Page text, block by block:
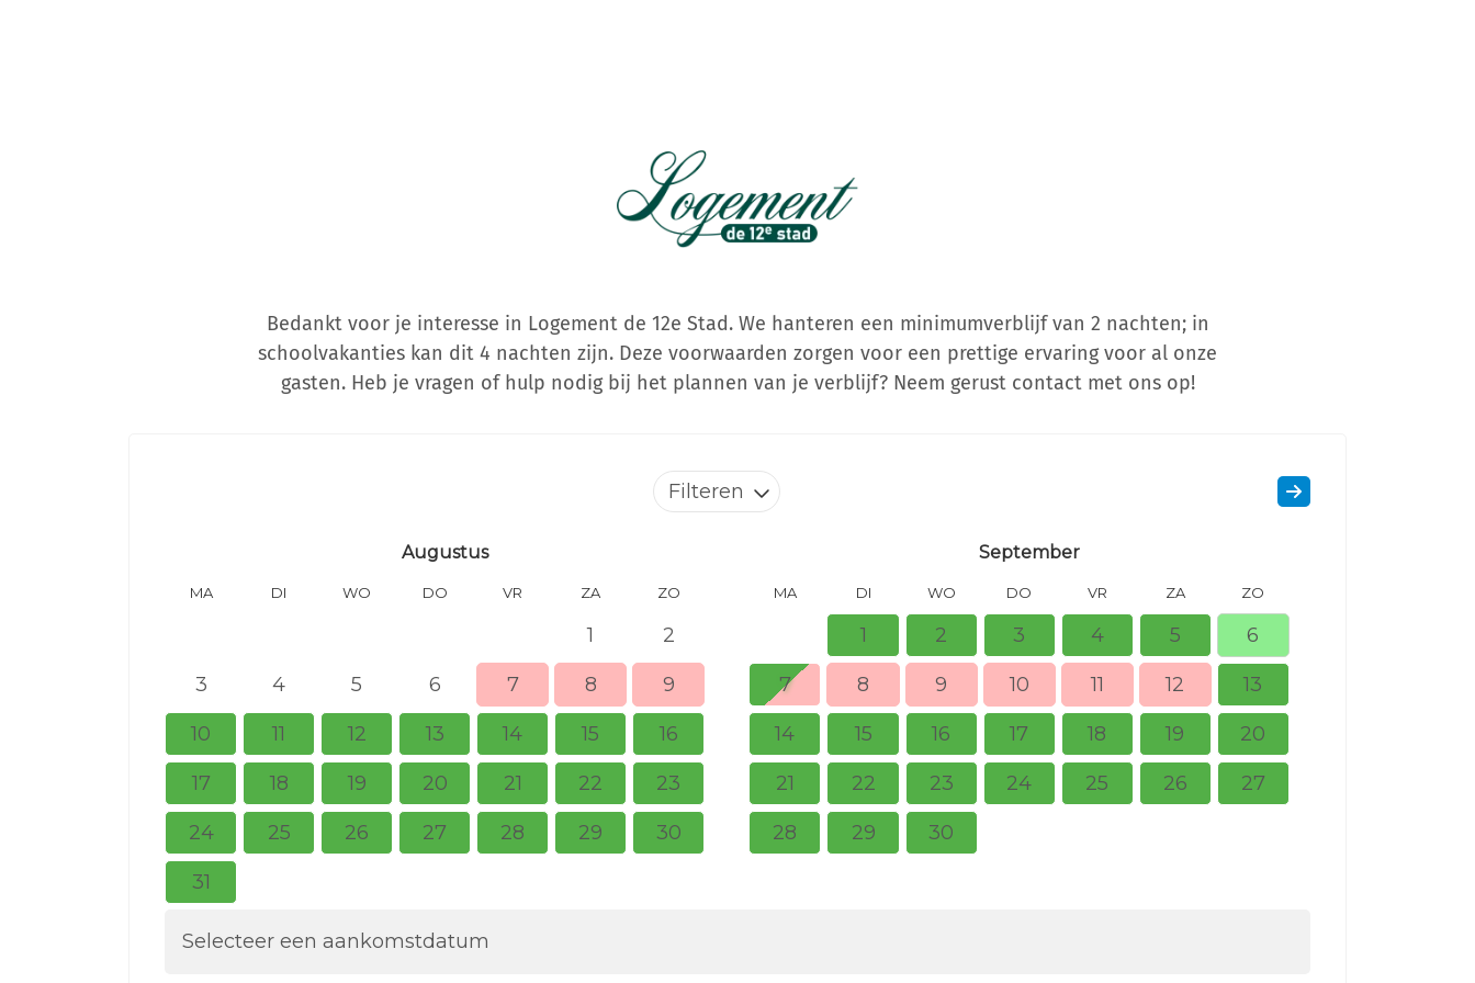
Bedankt voor je interesse in Logement de 12e Stad. We hanteren een minimumverblijf van 2 nachten; in
schoolvakanties kan dit 4 nachten zijn. Deze voorwaarden zorgen voor een prettige ervaring voor al onze
gasten. Heb je vragen of hulp nodig bij het plannen van je verblijf? Neem gerust contact met ons op!
Filteren
Augustus
MA DI WO DO VR ZA ZO
1 2
3 4 5 6 7 8 9
10 11 12 13 14 15 16
17 18 19 20 21 22 23
24 25 26 27 28 29 30
31
September
MA DI WO DO VR ZA ZO
1 2 3 4 5 6
7 8 9 10 11 12 13
14 15 16 17 18 19 20
21 22 23 24 25 26 27
28 29 30
Selecteer een aankomstdatum